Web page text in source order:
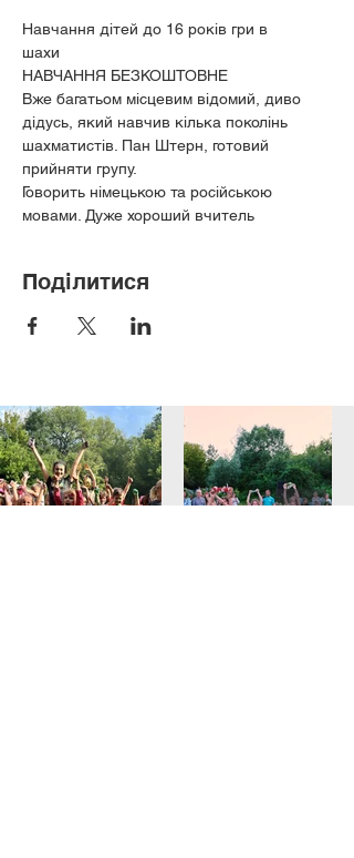
Навчання дітей до 16 років гри в
шахи
НАВЧАННЯ БЕЗКОШТОВНЕ
Вже багатьом місцевим відомий, диво
дідусь, який навчив кілька поколінь
шахматистів. Пан Штерн, готовий
прийняти групу.
Говорить німецькою та російською
мовами. Дуже хороший вчитель
Поділитися